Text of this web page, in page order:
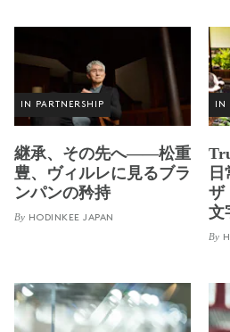
IN PARTNERSHIP
継承、その先へ——松重
豊、ヴィルレに見るブラ
ンパンの矜持
By HODINKEE JAPAN
IN
ザ
文
By